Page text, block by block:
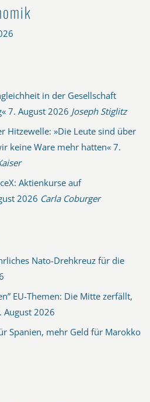
in der Gesellschaft
7. August 2026 Joseph Stiglitz
Hitzewelle: »Die Leute sind über
keine Ware mehr hatten« 7.
Aktienkurse auf
2026 Carla Coburger
Nato-Drehkreuz für die
EU-Themen: Die Mitte zerfällt,
August 2026
Spanien, mehr Geld für Marokko